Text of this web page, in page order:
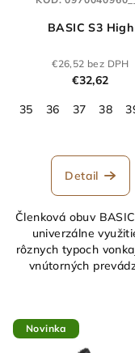
BASIC S3 High
€26,52 bez DPH
€32,62
35
36 37 38
Detail
Členková obuv
univerzálne
rôznych typoch
vnútorných
Novinka